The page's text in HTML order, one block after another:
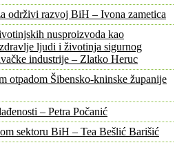
održivi razvoj BiH – Ivona zametica
nusproizvoda kao
ljudi i životinja sigurnog
industrije – Zlatko Heruc
otpadom Šibensko-kninske županije
– Petra Počanić
sektoru BiH – Tea Bešlić Barišić